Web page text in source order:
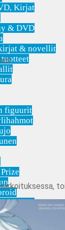
Kirjat
& DVD
& novellit
figuurit
Doll
Parade